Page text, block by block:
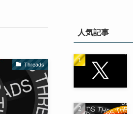
Threads
人気記事